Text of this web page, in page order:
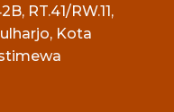
RT.41/RW.11,
Kota